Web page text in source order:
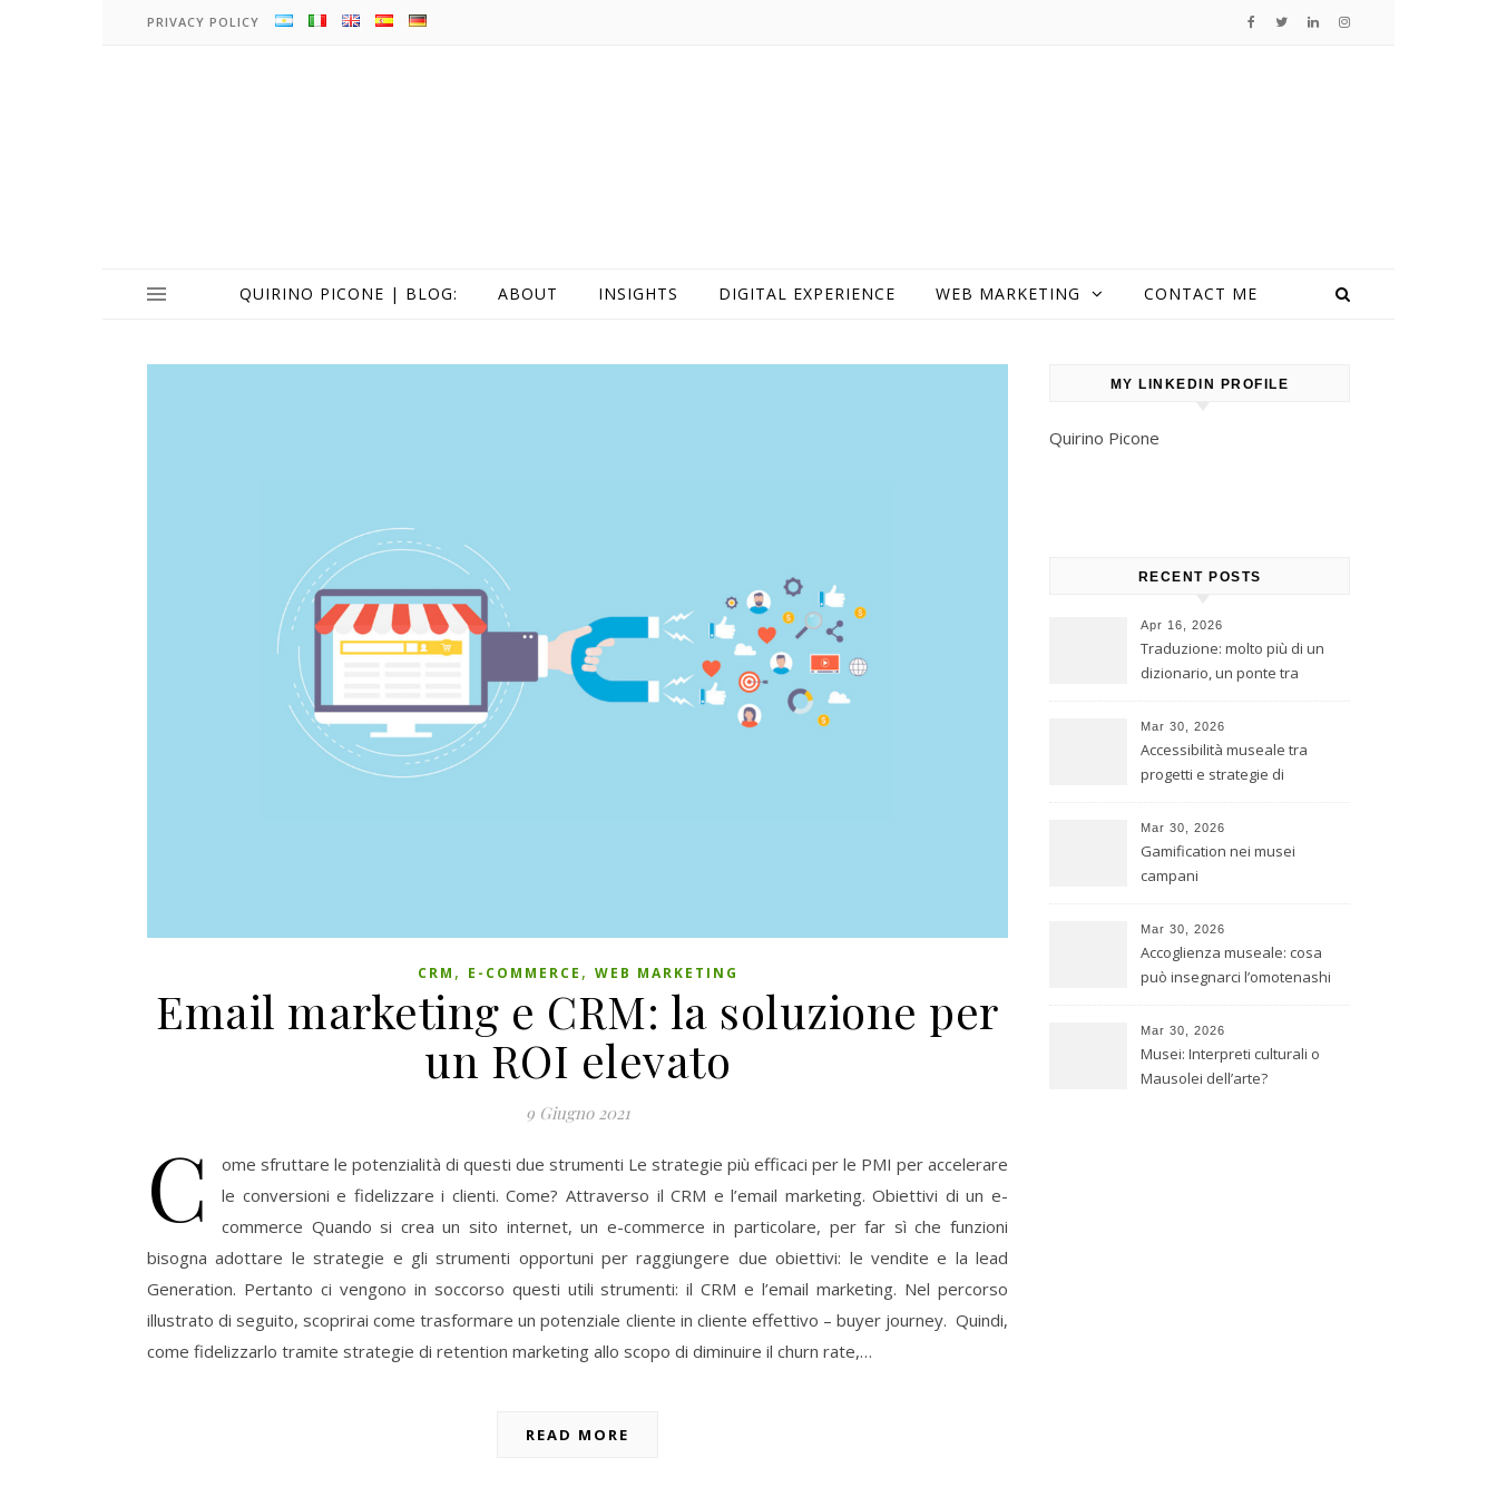
PRIVACY POLICY
QUIRINO PICONE | BLOG: ABOUT INSIGHTS DIGITAL EXPERIENCE WEB MARKETING CONTACT ME
CRM , E-COMMERCE , WEB MARKETING
Email marketing e CRM: la soluzione per
un ROI elevato
9 Giugno 2021
C
ome sfruttare le potenzialità di questi due strumenti Le strategie più efficaci per le PMI per accelerare
le conversioni e fidelizzare i clienti. Come? Attraverso il CRM e l’email marketing. Obiettivi di un e-
commerce Quando si crea un sito internet, un e-commerce in particolare, per far sì che funzioni
bisogna adottare le strategie e gli strumenti opportuni per raggiungere due obiettivi: le vendite e la lead
Generation. Pertanto ci vengono in soccorso questi utili strumenti: il CRM e l’email marketing. Nel percorso
illustrato di seguito, scoprirai come trasformare un potenziale cliente in cliente effettivo – buyer journey. Quindi,
come fidelizzarlo tramite strategie di retention marketing allo scopo di diminuire il churn rate,…
READ MORE
MY LINKEDIN PROFILE
Quirino Picone
RECENT POSTS
Apr 16, 2026
Traduzione: molto più di un
dizionario, un ponte tra
Mar 30, 2026
Accessibilità museale tra
progetti e strategie di
Mar 30, 2026
Gamification nei musei
campani
Mar 30, 2026
Accoglienza museale: cosa
può insegnarci l’omotenashi
Mar 30, 2026
Musei: Interpreti culturali o
Mausolei dell’arte?